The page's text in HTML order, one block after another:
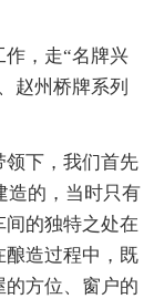
，走“名牌兴
赵州桥牌系列
领下，我们首先
造的，当时只有
的独特之处在
酿造过程中，既
方位、窗户的